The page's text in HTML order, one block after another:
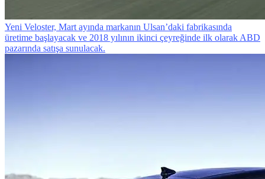
Yeni Veloster, Mart ayında markanın Ulsan’daki fabrikasında
üretime başlayacak ve 2018 yılının ikinci çeyreğinde ilk olarak ABD
pazarında satışa sunulacak.